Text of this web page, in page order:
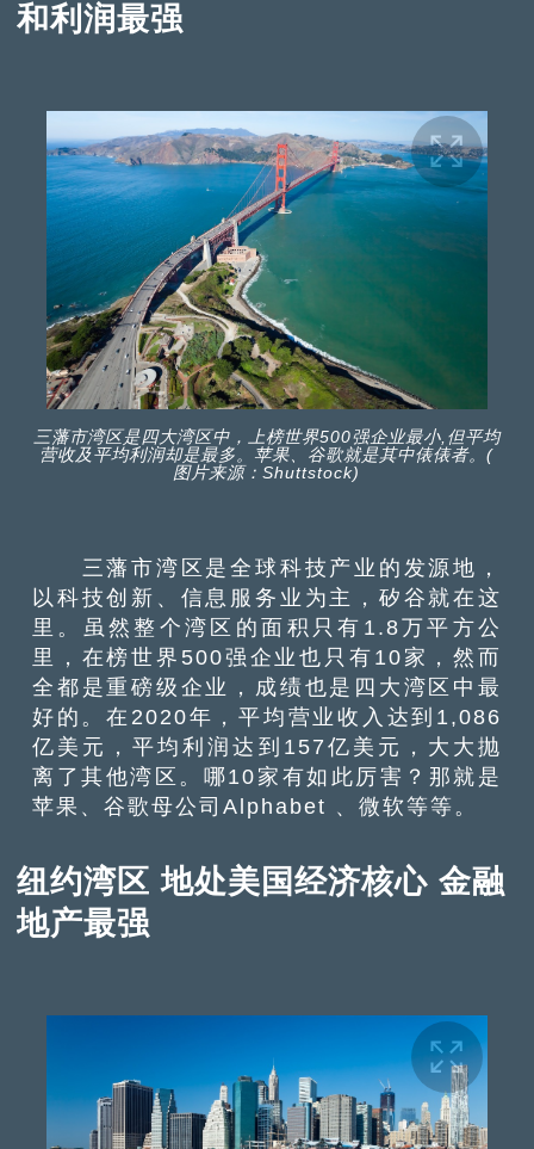
和利润最强
三藩市湾区是四大湾区中，上榜世界500强企业最小,但平均
营收及平均利润却是最多。苹果、谷歌就是其中俵俵者。(
图片来源：Shuttstock)
三藩市湾区是全球科技产业的发源地，
以科技创新、信息服务业为主，矽谷就在这
里。虽然整个湾区的面积只有1.8万平方公
里，在榜世界500强企业也只有10家，然而
全都是重磅级企业，成绩也是四大湾区中最
好的。在2020年，平均营业收入达到1,086
亿美元，平均利润达到157亿美元，大大抛
离了其他湾区。哪10家有如此厉害？那就是
苹果、谷歌母公司Alphabet 、微软等等。
纽约湾区 地处美国经济核心 金融
地产最强